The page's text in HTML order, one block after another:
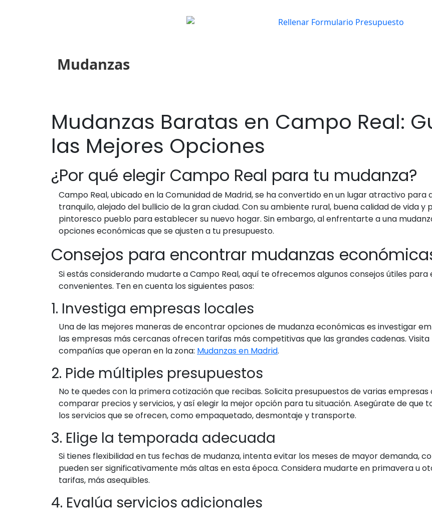
Mudanzas
Mudanzas Baratas en Campo Real:
las Mejores Opciones
¿Por qué elegir Campo Real para tu mudanza?
Campo Real, ubicado en la Comunidad de Madrid, se ha convertido en un lugar atractivo
tranquilo, alejado del bullicio de la gran ciudad. Con su ambiente rural, buena calidad de vida
pintoresco pueblo para establecer su nuevo hogar. Sin embargo, al enfrentarte a una
opciones económicas que se ajusten a tu presupuesto.
Consejos para encontrar mudanzas
Si estás considerando mudarte a Campo Real, aquí te ofrecemos algunos consejos útiles
convenientes. Ten en cuenta los siguientes pasos:
1. Investiga empresas locales
Una de las mejores maneras de encontrar opciones de mudanza económicas es investigar
las empresas más cercanas ofrecen tarifas más competitivas que las grandes cadenas.
compañías que operan en la zona: Mudanzas en Madrid.
2. Pide múltiples presupuestos
No te quedes con la primera cotización que recibas. Solicita presupuestos de varias
comparar precios y servicios, y así elegir la mejor opción para tu situación. Asegúrate de que
los servicios que se ofrecen, como empaquetado, desmontaje y transporte.
3. Elige la temporada adecuada
Si tienes flexibilidad en tus fechas de mudanza, intenta evitar los meses de mayor demanda,
pueden ser significativamente más altas en esta época. Considera mudarte en primavera u
tarifas, más asequibles.
4. Evalúa servicios adicionales